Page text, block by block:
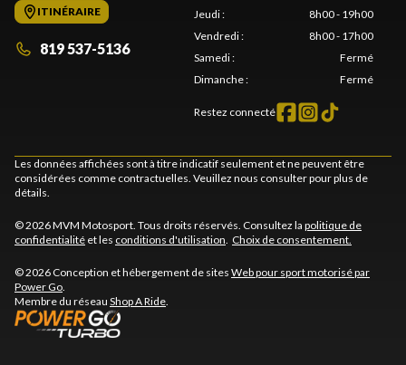
ITINÉRAIRE
819 537-5136
Jeudi:
8h00 - 19h00
Vendredi:
8h00 - 17h00
Samedi:
Fermé
Dimanche: Fermé
Restez connecté
Les données affichées sont à titre indicatif seulement et ne peuvent être
considérées comme contractuelles. Veuillez nous consulter pour plus de
détails.
© 2026 MVM Motosport. Tous droits réservés. Consultez la politique de
confidentialité et les conditions d'utilisation Choix de consentement.
© 2026 Conception et hébergement de sites Web pour sport motorisé par
Power Go
Membre du réseau Shop A Ride